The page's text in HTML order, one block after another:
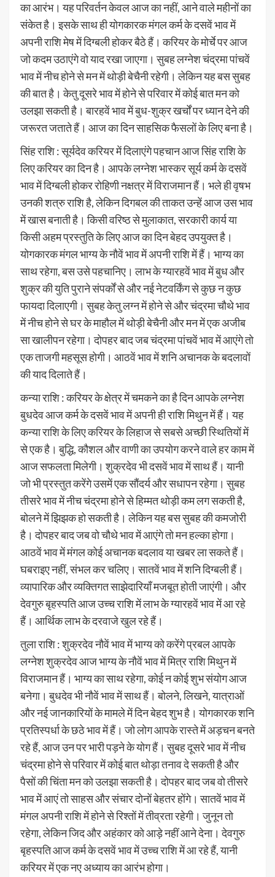
का आरंभ। यह परिवर्तन केवल आज का नहीं, आने वाले महीनों का
संकेत है। इसके साथ ही योगकारक मंगल कर्म के दसवें भाव में
अपनी राशि मेष में दिग्बली होकर बैठे हैं। करियर के मोर्चे पर आज
जो कदम उठाएंगे वो याद रखा जाएगा। सुबह लग्नेश चंद्रमा पांचवें
भाव में नीच होने से मन में थोड़ी बेचैनी रहेगी। लेकिन यह बस सुबह
की बात है। केतु दूसरे भाव में होने से परिवार में कोई बात मन को
उलझा सकती है। बारहवें भाव में बुध-शुक्र खर्चों पर ध्यान देने की
जरूरत जताते हैं। आज का दिन साहसिक फैसलों के लिए बना है।
सिंह राशि : सूर्यदेव करियर में दिलाएंगे पहचान आज सिंह राशि के
लिए करियर का दिन है। आपके लग्नेश भास्कर सूर्य कर्म के दसवें
भाव में दिग्बली होकर रोहिणी नक्षत्र में विराजमान हैं। भले ही वृषभ
उनकी शत्रु राशि है, लेकिन दिगबल की ताकत उन्हें आज उस भाव
में खास बनाती है। किसी वरिष्ठ से मुलाकात, सरकारी कार्य या
किसी अहम प्रस्तुति के लिए आज का दिन बेहद उपयुक्त है।
योगकारक मंगल भाग्य के नौवें भाव में अपनी राशि में हैं। भाग्य का
साथ रहेगा, बस उसे पहचानिए। लाभ के ग्यारहवें भाव में बुध और
शुक्र की युति पुराने संपर्कों से और नई नेटवर्किंग से कुछ न कुछ
फायदा दिलाएगी। सुबह केतु लग्न में होने से और चंद्रमा चौथे भाव
में नीच होने से घर के माहौल में थोड़ी बेचैनी और मन में एक अजीब
सा खालीपन रहेगा। दोपहर बाद जब चंद्रमा पांचवें भाव में आएंगे तो
एक ताजगी महसूस होगी। आठवें भाव में शनि अचानक के बदलावों
की याद दिलाते हैं।
कन्या राशि : करियर के क्षेत्र में चमकने का है दिन आपके लग्नेश
बुधदेव आज कर्म के दसवें भाव में अपनी ही राशि मिथुन में हैं। यह
कन्या राशि के लिए करियर के लिहाज से सबसे अच्छी स्थितियों में
से एक है। बुद्धि, कौशल और वाणी का उपयोग करने वाले हर काम में
आज सफलता मिलेगी। शुक्रदेव भी दसवें भाव में साथ हैं। यानी
जो भी प्रस्तुत करेंगे उसमें एक सौंदर्य और सधापन रहेगा। सुबह
तीसरे भाव में नीच चंद्रमा होने से हिम्मत थोड़ी कम लग सकती है,
बोलने में झिझक हो सकती है। लेकिन यह बस सुबह की कमजोरी
है। दोपहर बाद जब वो चौथे भाव में आएंगे तो मन हल्का होगा।
आठवें भाव में मंगल कोई अचानक बदलाव या खबर ला सकते हैं।
घबराइए नहीं, संभल कर चलिए। सातवें भाव में शनि दिग्बली हैं।
व्यापारिक और व्यक्तिगत साझेदारियाँ मजबूत होती जाएंगी। और
देवगुरु बृहस्पति आज उच्च राशि में लाभ के ग्यारहवें भाव में आ रहे
हैं। आर्थिक लाभ के दरवाजे खुल रहे हैं।
तुला राशि : शुक्रदेव नौवें भाव में भाग्य को करेंगे प्रबल आपके
लग्नेश शुक्रदेव आज भाग्य के नौवें भाव में मित्र राशि मिथुन में
विराजमान हैं। भाग्य का साथ रहेगा, कोई न कोई शुभ संयोग आज
बनेगा। बुधदेव भी नौवें भाव में साथ हैं। बोलने, लिखने, यात्राओं
और नई जानकारियों के मामले में दिन बेहद शुभ है। योगकारक शनि
प्रतिस्पर्धा के छठे भाव में हैं। जो लोग आपके रास्ते में अड़चन बनते
रहे हैं, आज उन पर भारी पड़ने के योग हैं। सुबह दूसरे भाव में नीच
चंद्रमा होने से परिवार में कोई बात थोड़ा तनाव दे सकती है और
पैसों की चिंता मन को उलझा सकती है। दोपहर बाद जब वो तीसरे
भाव में आएं तो साहस और संचार दोनों बेहतर होंगे। सातवें भाव में
मंगल अपनी राशि में होने से रिश्तों में तीव्रता रहेगी। जुनून तो
रहेगा, लेकिन जिद और अहंकार को आड़े नहीं आने देना। देवगुरु
बृहस्पति आज कर्म के दसवें भाव में उच्च राशि में आ रहे हैं, यानी
करियर में एक नए अध्याय का आरंभ होगा।